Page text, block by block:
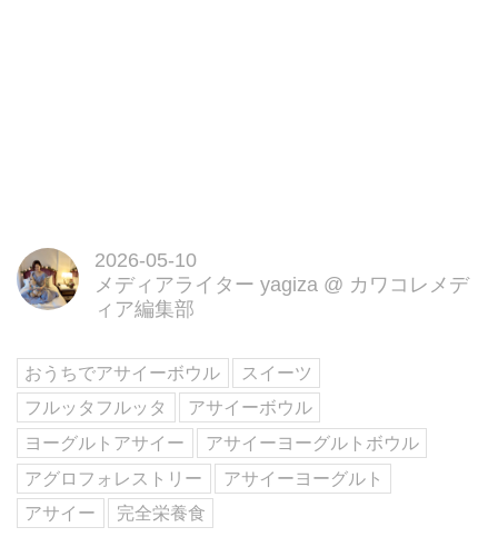
2026-05-10
メディアライター yagiza @ カワコレメデ
ィア編集部
おうちでアサイーボウル
スイーツ
フルッタフルッタ
アサイーボウル
ヨーグルトアサイー
アサイーヨーグルトボウル
アグロフォレストリー
アサイーヨーグルト
アサイー
完全栄養食